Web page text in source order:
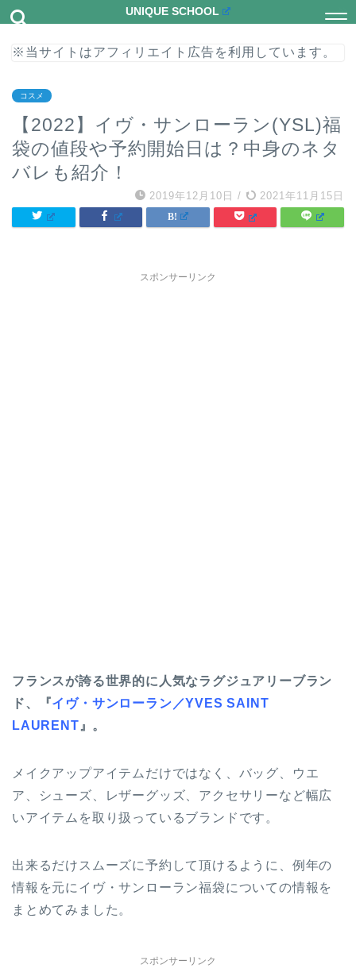
UNIQUE SCHOOL
※当サイトはアフィリエイト広告を利用しています。
コスメ
【2022】イヴ・サンローラン(YSL)福
袋の値段や予約開始日は？中身のネタ
バレも紹介！
2019年12月10日 / 2021年11月15日
スポンサーリンク
フランスが誇る世界的に人気なラグジュアリーブラン
ド、『イヴ・サンローラン／YVES SAINT
LAURENT 』。
メイクアップアイテムだけではなく、バッグ、ウエ
ア、シューズ、レザーグッズ、アクセサリーなど幅広
いアイテムを取り扱っているブランドです。
出来るだけスムーズに予約して頂けるように、例年の
情報を元にイヴ・サンローラン福袋についての情報を
まとめてみました。
スポンサーリンク